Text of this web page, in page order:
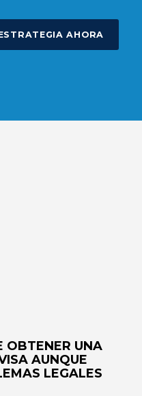
AHORA
OBTENER UNA
AUNQUE
LEGALES